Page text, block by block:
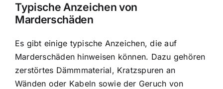
Typische Anzeichen von
Marderschäden
Es gibt einige typische Anzeichen, die auf
Marderschäden hinweisen können. Dazu gehören
zerstörtes Dämmmaterial, Kratzspuren an
Wänden oder Kabeln sowie der Geruch von